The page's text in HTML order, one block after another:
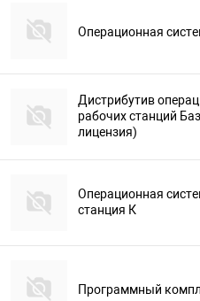
Операционная
Дистрибутив
рабочих станций
лицензия)
Операционная
станция К
Программный